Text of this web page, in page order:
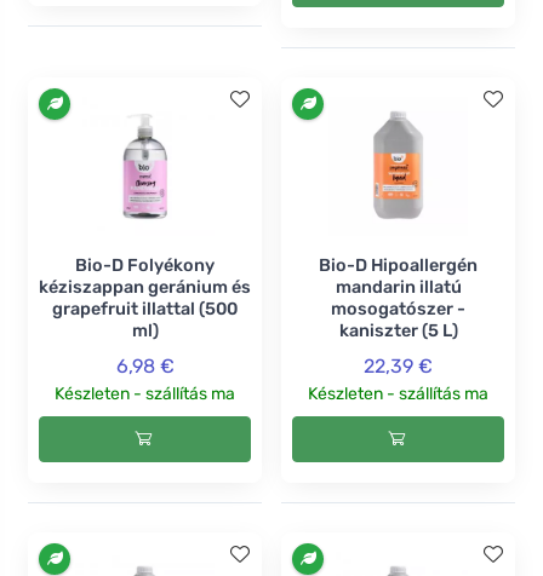
Bio-D Folyékony
kéziszappan geránium és
grapefruit illattal (500
ml)
6,98 €
Készleten - szállítás ma
Bio-D Hipoallergén
mandarin illatú
mosogatószer -
kaniszter (5 L)
22,39 €
Készleten - szállítás ma